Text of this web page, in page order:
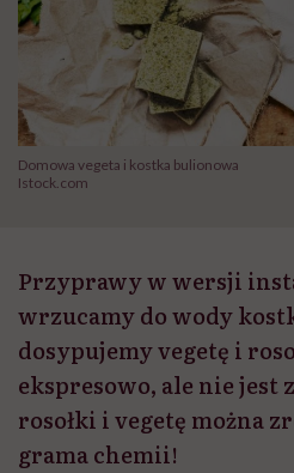
Domowa vegeta i kostka bulionowa
Istock.com
Przyprawy w wersji
wrzucamy do wody
dosypujemy vegetę i
ekspresowo, ale nie jest
rosołki i vegetę można
grama chemii!